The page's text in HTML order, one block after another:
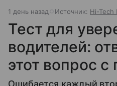
1 день назад Источник: Hi-Tech
Тест для
водителей:
этот вопрос с
Ошибается каждый